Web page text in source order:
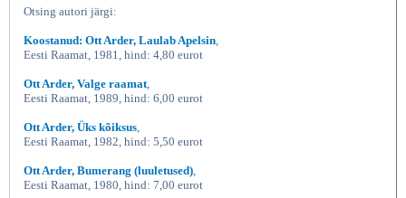
Puupeatus, Ott Arder, Eesti
Otsing autori järgi:
Koostanud: Ott Arder, Laulab Apelsin,
Eesti Raamat, 1981, hind: 4,80 eurot
Ott Arder, Valge raamat,
Eesti Raamat, 1989, hind: 6,00 eurot
Ott Arder, Üks kõiksus,
Eesti Raamat, 1982, hind: 5,50 eurot
Ott Arder, Bumerang (luuletused),
Eesti Raamat, 1980, hind: 7,00 eurot